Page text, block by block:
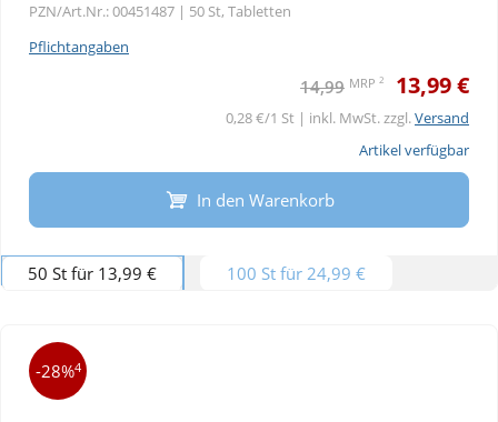
PZN/Art.Nr.: 00451487 | 50 St, Tabletten
Pflichtangaben
14,99 MRP 2 13,99 €
0,28 €/1 St | inkl. MwSt. zzgl.Versand
Artikel verfügbar
In den Warenkorb
50 St für 13,99 € 100 St für 24,99 €
-28%4